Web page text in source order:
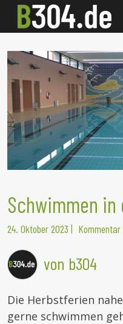
Schwimmen in
24. Oktober 2023 |
von b304
Die Herbstferien
gerne schwimmen